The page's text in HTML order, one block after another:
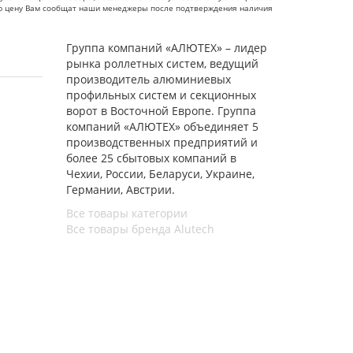
Вам сообщат наши менеджеры после подтверждения наличия
Группа компаний «АЛЮТЕХ» – лидер
рынка роллетных систем, ведущий
производитель алюминиевых
профильных систем и секционных
ворот в Восточной Европе. Группа
компаний «АЛЮТЕХ» объединяет 5
производственных предприятий и
более 25 сбытовых компаний в
Чехии, России, Беларуси, Украине,
Германии, Австрии.
Все товары категории
Все товары бренда Alutech